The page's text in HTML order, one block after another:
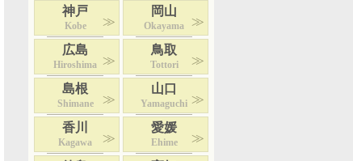
神戸
Kobe
岡山
Okayama
広島
Hiroshima
鳥取
Tottori
島根
Shimane
山口
Yamaguchi
香川
Kagawa
愛媛
Ehime